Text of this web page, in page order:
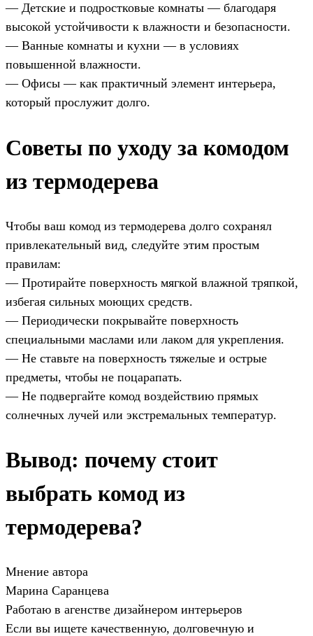
— Детские и подростковые комнаты — благодаря
высокой устойчивости к влажности и безопасности.
— Ванные комнаты и кухни — в условиях
повышенной влажности.
— Офисы — как практичный элемент интерьера,
который прослужит долго.
Советы по уходу за комодом
из термодерева
Чтобы ваш комод из термодерева долго сохранял
привлекательный вид, следуйте этим простым
правилам:
— Протирайте поверхность мягкой влажной тряпкой,
избегая сильных моющих средств.
— Периодически покрывайте поверхность
специальными маслами или лаком для укрепления.
— Не ставьте на поверхность тяжелые и острые
предметы, чтобы не поцарапать.
— Не подвергайте комод воздействию прямых
солнечных лучей или экстремальных температур.
Вывод: почему стоит
выбрать комод из
термодерева?
Мнение автора
Марина Саранцева
Работаю в агенстве дизайнером интерьеров
Если вы ищете качественную, долговечную и